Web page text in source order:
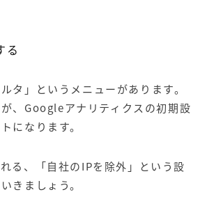
る
タ」というメニューがあります。
、Googleアナリティクスの初期設
になります。
る、「自社のIPを除外」という設
きましょう。